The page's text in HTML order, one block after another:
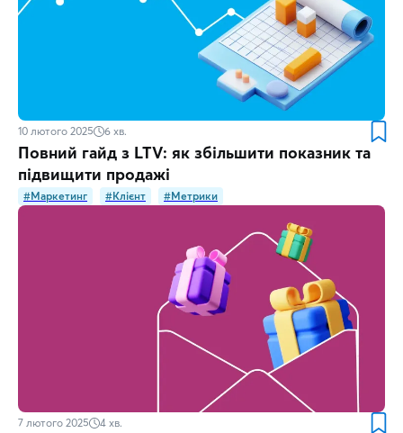
10 лютого 2025 6 хв.
Повний гайд з LTV: як збільшити показник та
підвищити продажі
#Маркетинг #Клієнт #Метрики
7 лютого 2025 4 хв.